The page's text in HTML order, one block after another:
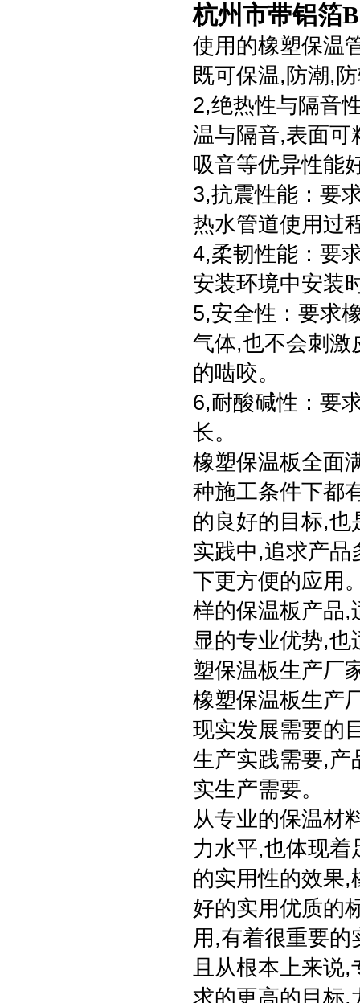
杭州市带铝箔
使用的橡塑保温
既可保温,防潮,
2,绝热性与隔音
温与隔音,表面可
吸音等优异性能
3,抗震性能：要
热水管道使用过
4,柔韧性能：要
安装环境中安装
5,安全性：要求
气体,也不会刺激
的啮咬。
6,耐酸碱性：要
长。
橡塑保温板全面
种施工条件下都
的良好的目标,也
实践中,追求产品
下更方便的应用
样的保温板产品,
显的专业优势,
塑保温板生产厂
橡塑保温板生产
现实发展需要的
生产实践需要,产
实生产需要。
从专业的保温材
力水平,也体现
的实用性的效果,
好的实用优质的
用,有着很重要
且从根本上来说,
求的更高的目标,